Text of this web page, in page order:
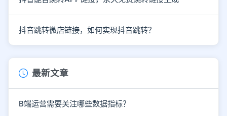
抖音跳转微店链接，如何实现抖音跳转？
最新文章
B端运营需要关注哪些数据指标？